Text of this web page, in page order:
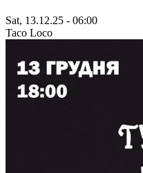
Sat, 13.12.25 - 06:00
Taco Loco